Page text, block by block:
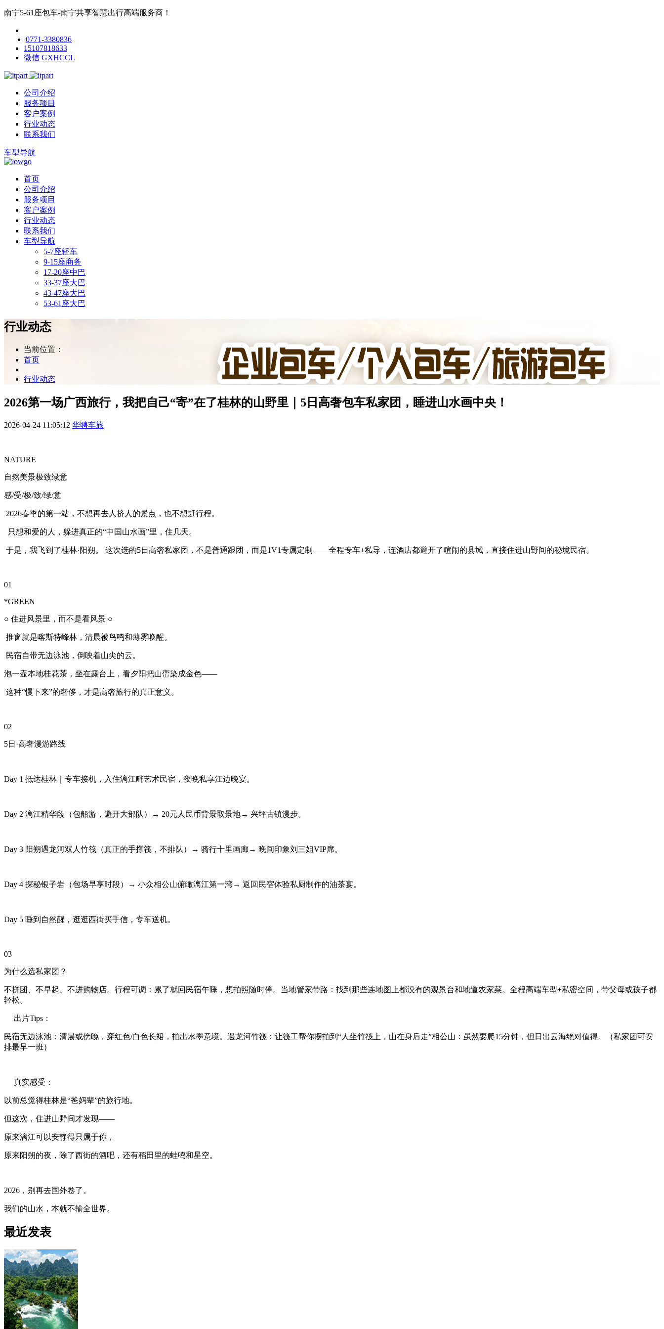
南宁5-61座包车-南宁共享智慧出行高端服务商！
0771-3380836
15107818633
微信 GXHCCL
公司介绍
服务项目
客户案例
行业动态
联系我们
车型导航
首页
公司介绍
服务项目
客户案例
行业动态
联系我们
车型导航
5-7座轿车
9-15座商务
17-20座中巴
33-37座大巴
43-47座大巴
53-61座大巴
行业动态
当前位置：
首页
行业动态
2026第一场广西旅行，我把自己“寄”在了桂林的山野里｜5日高奢包车私家团，睡进山水画中央！
2026-04-24 11:05:12 华聘车旅
NATURE
自然美景极致绿意
感/受/极/致/绿/意
2026春季的第一站，不想再去人挤人的景点，也不想赶行程。
只想和爱的人，躲进真正的“中国山水画”里，住几天。
于是，我飞到了桂林·阳朔。 这次选的5日高奢私家团，不是普通跟团，而是1V1专属定制——全程专车+私导，连酒店都避开了喧闹的县城，直接住进山野间的秘境民宿。
01
*GREEN
○ 住进风景里，而不是看风景 ○
推窗就是喀斯特峰林，清晨被鸟鸣和薄雾唤醒。
民宿自带无边泳池，倒映着山尖的云。
泡一壶本地桂花茶，坐在露台上，看夕阳把山峦染成金色——
这种“慢下来”的奢侈，才是高奢旅行的真正意义。
02
5日·高奢漫游路线
Day 1 抵达桂林｜专车接机，入住漓江畔艺术民宿，夜晚私享江边晚宴。
Day 2 漓江精华段（包船游，避开大部队）→ 20元人民币背景取景地→ 兴坪古镇漫步。
Day 3 阳朔遇龙河双人竹筏（真正的手撑筏，不排队）→ 骑行十里画廊→ 晚间印象刘三姐VIP席。
Day 4 探秘银子岩（包场早享时段）→ 小众相公山俯瞰漓江第一湾→ 返回民宿体验私厨制作的油茶宴。
Day 5 睡到自然醒，逛逛西街买手信，专车送机。
03
为什么选私家团？
不拼团、不早起、不进购物店。行程可调：累了就回民宿午睡，想拍照随时停。当地管家带路：找到那些连地图上都没有的观景台和地道农家菜。全程高端车型+私密空间，带父母或孩子都
轻松。
出片Tips：
民宿无边泳池：清晨或傍晚，穿红色/白色长裙，拍出水墨意境。遇龙河竹筏：让筏工帮你摆拍到“人坐竹筏上，山在身后走”相公山：虽然要爬15分钟，但日出云海绝对值得。（私家团可安
排最早一班）
真实感受：
以前总觉得桂林是“爸妈辈”的旅行地。
但这次，住进山野间才发现——
原来漓江可以安静得只属于你，
原来阳朔的夜，除了西街的酒吧，还有稻田里的蛙鸣和星空。
2026，别再去国外卷了。
我们的山水，本就不输全世界。
最近发表